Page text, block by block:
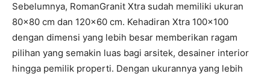
Sebelumnya, RomanGranit Xtra sudah memiliki ukuran
80×80 cm dan 120×60 cm. Kehadiran Xtra 100×100
dengan dimensi yang lebih besar memberikan ragam
pilihan yang semakin luas bagi arsitek, desainer interior
hingga pemilik properti. Dengan ukurannya yang lebih